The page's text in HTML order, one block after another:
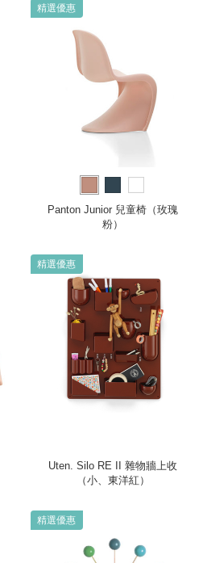
精選優惠
Panton Junior 兒童椅（玫瑰
粉）
精選優惠
Uten. Silo RE II 雜物牆上收
（小、東洋紅）
精選優惠